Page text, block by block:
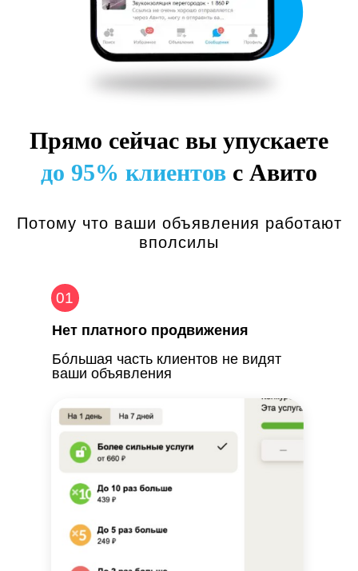
Прямо сейчас вы упускаете
до 95% клиентов с Авито
Потому что ваши объявления работают
вполсилы
Нет платного продвижения
Бóльшая часть клиентов не видят
ваши объявления
01